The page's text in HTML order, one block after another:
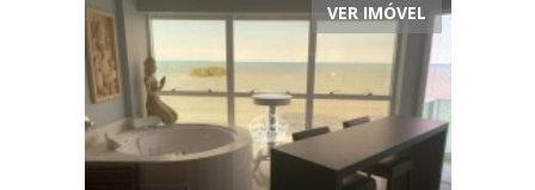
VER IMÓVEL